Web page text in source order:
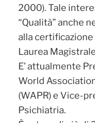
2000). Tale
“Qualità” anche
alla
Laurea
E’ attualmente
World
(WAPR) e Vice-
Psichiatria.